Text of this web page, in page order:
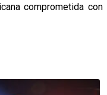
comprometida con